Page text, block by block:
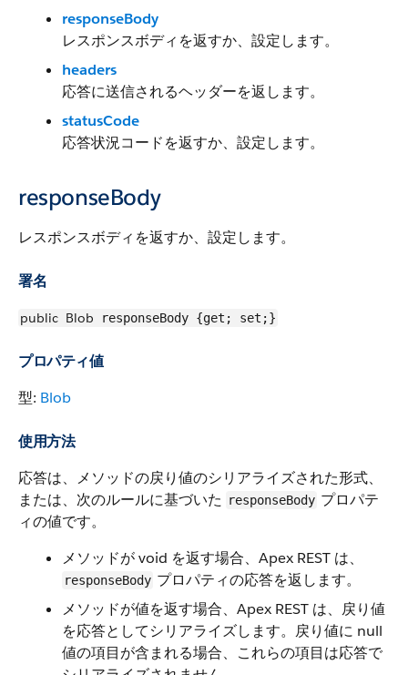
responseBody
レスポンスボディを返すか、設定します。
headers
応答に送信されるヘッダーを返します。
statusCode
応答状況コードを返すか、設定します。
responseBody
レスポンスボディを返すか、設定します。
署名
public Blob responseBody {get; set;}
プロパティ値
型: Blob
使用方法
応答は、メソッドの戻り値のシリアライズされた形式、
または、次のルールに基づいた
responseBody プロパテ
ィの値です。
メソッドが void を返す場合、Apex REST は、
responseBody プロパティの応答を返します。
メソッドが値を返す場合、Apex REST は、戻り値
を応答としてシリアライズします。戻り値に null
値の項目が含まれる場合、これらの項目は応答で